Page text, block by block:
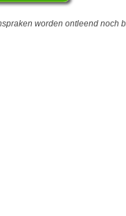
worden ontleend noch